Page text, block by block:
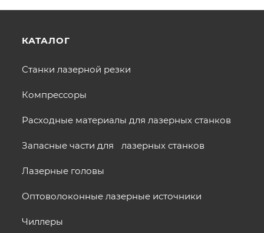
КАТАЛОГ
Станки лазерной резки
Компрессоры
Расходные материалы для лазерных станков
Запасные части для лазерных станков
Лазерные головы
Оптоволоконные лазерные источники
Чиллеры